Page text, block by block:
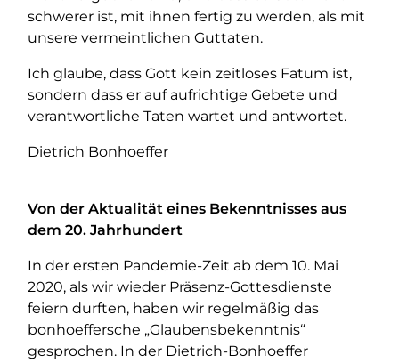
schwerer ist, mit ihnen fertig zu werden, als mit
unsere vermeintlichen Guttaten.
Ich glaube, dass Gott kein zeitloses Fatum ist,
sondern dass er auf aufrichtige Gebete und
verantwortliche Taten wartet und antwortet.
Dietrich Bonhoeffer
Von der Aktualität eines Bekenntnisses aus
dem 20. Jahrhundert
In der ersten Pandemie-Zeit ab dem 10. Mai
2020, als wir wieder Präsenz-Gottesdienste
feiern durften, haben wir regelmäßig das
bonhoeffersche „Glaubensbekenntnis“
gesprochen. In der Dietrich-Bonhoeffer